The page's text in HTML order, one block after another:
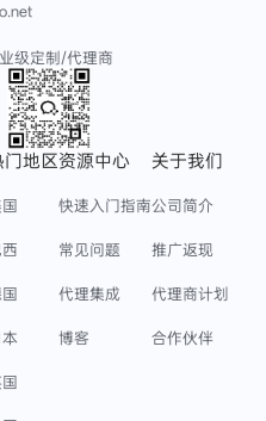
级定制/代理商
门地区
西
本
资源中心
快速入门指南
常见问题
代理集成
博客
关于我们
公司简介
推广返现
代理商计划
合作伙伴